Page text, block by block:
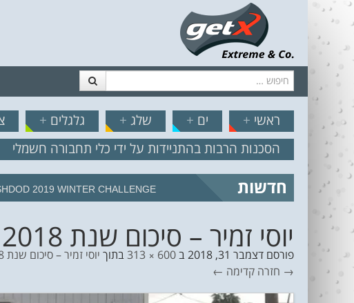
חיפוש
// הצטרף תפריט
דלג לתוכן
ראשי + ים + שלג + גלגלים +
הסכנות הרבות בהתניידות על ידי כלי תחבורה חשמלי
חדשות מצב הים והרוח – תחזית גלים 16.2.18
יוסי זמיר – סיכום שנת 2018 עם הפנים קדימה 6
פורסם דצמבר 31, 2018 ב600 × 313 בתוך יוסי זמיר – סיכום שנת 2018 עם הפנים קדימה
→ חזרה קדימה ←